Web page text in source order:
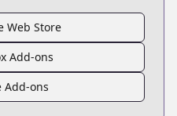
Web Store
Add-ons
Add-ons